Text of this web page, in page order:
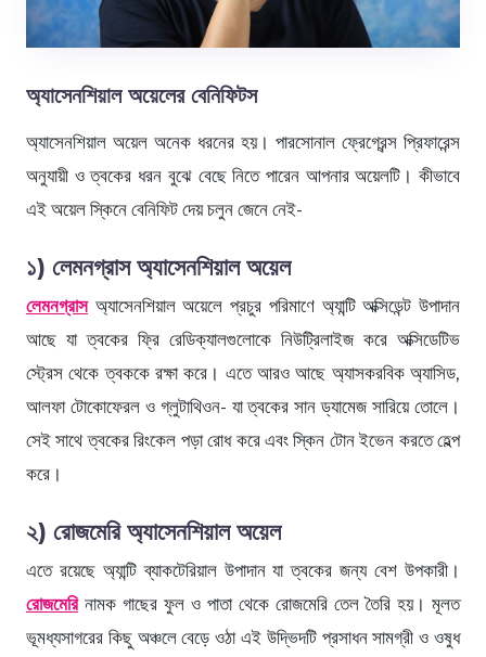
অ্যাসেনশিয়াল অয়েলের বেনিফিটস
অ্যাসেনশিয়াল অয়েল অনেক ধরনের হয়। পারসোনাল ফ্রেগ্রেন্স প্রিফারেন্স
অনুযায়ী ও ত্বকের ধরন বুঝে বেছে নিতে পারেন আপনার অয়েলটি। কীভাবে
এই অয়েল স্কিনে বেনিফিট দেয় চলুন জেনে নেই-
১) লেমনগ্রাস অ্যাসেনশিয়াল অয়েল
লেমনগ্রাসঅ্যাসেনশিয়াল অয়েলে প্রচুর পরিমাণে অ্যান্টি অক্সিডেন্ট উপাদান
আছে যা ত্বকের ফ্রি রেডিক্যালগুলোকে নিউট্রিলাইজ করে অক্সিডেটিভ
স্ট্রেস থেকে ত্বককে রক্ষা করে। এতে আরও আছে অ্যাসকরবিক অ্যাসিড,
আলফা টোকোফেরল ও গ্লুটাথিওন- যা ত্বকের সান ড্যামেজ সারিয়ে তোলে।
সেই সাথে ত্বকের রিংকেল পড়া রোধ করে এবং স্কিন টোন ইভেন করতে হেল্প
করে।
২) রোজমেরি অ্যাসেনশিয়াল অয়েল
এতে রয়েছে অ্যান্টি ব্যাকটেরিয়াল উপাদান যা ত্বকের জন্য বেশ উপকারী।
রোজমেরিনামক গাছের ফুল ও পাতা থেকে রোজমেরি তেল তৈরি হয়। মূলত
ভূমধ্যসাগরের কিছু অঞ্চলে বেড়ে ওঠা এই উদ্ভিদটি প্রসাধন সামগ্রী ও ওষুধ